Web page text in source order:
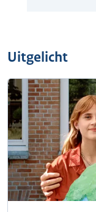
Uitgelicht